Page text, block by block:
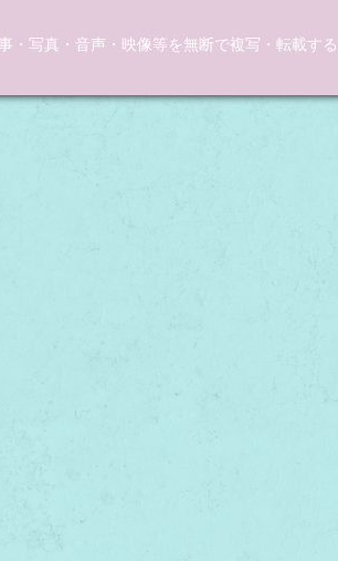
・写真・音声・映像等を無断で複写・転載